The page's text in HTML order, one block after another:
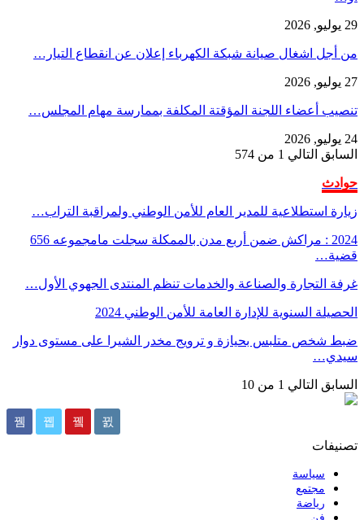
29 يوليو, 2026
من أجل اشغال صيانة شبكة الكهرباء إعلان عن انقطاع التيار…
27 يوليو, 2026
تنصيب أعضاء اللجنة المؤقتة المكلفة بممارسة مهام المجلس…
24 يوليو, 2026
السابق التالي 1 من 574
حوادث
زيارة استطلاعية للمدير العام للأمن الوطني ولمراقبة التراب…
2024 : مراكش ضمن أربع مدن بالممكلة سجلت مامجموعه 656
قضية…
غرفة التجارة والصناعة والخدمات تنظم المنتدى الجهوي الأول…
الحصيلة السنوية للإدارة العامة للأمن الوطني 2024
ضبط شخص متلبس بحيازة و ترويج مخدر الشيرا على مستوى دوار
سيدي…
السابق التالي 1 من 10
تصنيفات
سياسة
مجتمع
رياضة